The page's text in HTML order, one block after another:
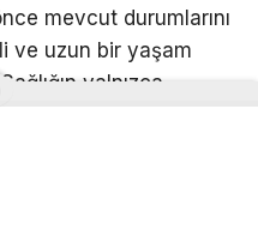
mevcut durumlarını
ve uzun bir yaşam
yalnızca